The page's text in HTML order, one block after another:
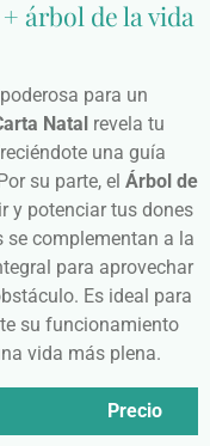
árbol de la vida
para un
Natal revela tu
una guía
su parte, el Árbol de
y potenciar tus dones
se complementan a la
para aprovechar
Es ideal para
su funcionamiento
vida más plena.
Precio